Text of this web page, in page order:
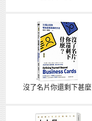
沒了名片你還剩下甚麼